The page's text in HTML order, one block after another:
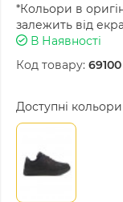
*Кольори в
залежить від
В Наявності
Код товару: 69100
Доступні кольори